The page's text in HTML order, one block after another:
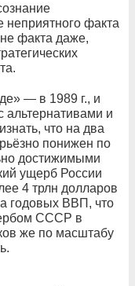
неприятного факта
не факта даже,
— в 1989 г., и
альтернативами и
что на два
понижен по
достижимыми
ущерб России
4 трлн долларов
годовых ВВП, что
СССР в
же по масштабу